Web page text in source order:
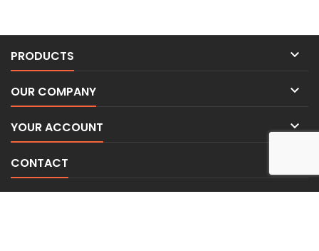
PRODUCTS 
OUR COMPANY 
YOUR ACCOUNT 
CONTACT